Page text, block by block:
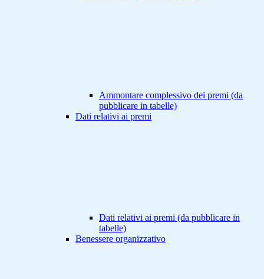
Ammontare complessivo dei premi (da
pubblicare in tabelle)
Dati relativi ai premi
Dati relativi ai premi (da pubblicare in
tabelle)
Benessere organizzativo